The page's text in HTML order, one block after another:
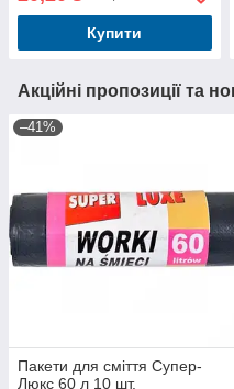
Купити
Акційні пропозиції та
–41%
Пакети для сміття Супер-
Люкс 60 л 10 шт.